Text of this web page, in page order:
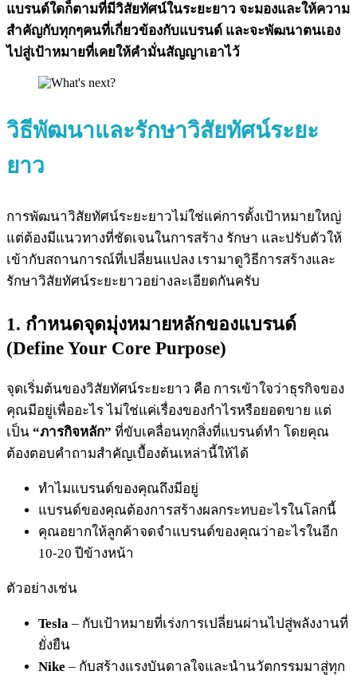
แบรนด์ใดก็ตามที่มีวิสัยทัศน์ในระยะยาว จะมองและให้ความ
สำคัญกับทุกๆคนที่เกี่ยวข้องกับแบรนด์ และจะพัฒนาตนเอง
ไปสู่เป้าหมายที่เคยให้คำมั่นสัญญาเอาไว้
วิธีพัฒนาและรักษาวิสัยทัศน์ระยะ
ยาว
การพัฒนาวิสัยทัศน์ระยะยาวไม่ใช่แค่การตั้งเป้าหมายใหญ่
แต่ต้องมีแนวทางที่ชัดเจนในการสร้าง รักษา และปรับตัวให้
เข้ากับสถานการณ์ที่เปลี่ยนแปลง เรามาดูวิธีการสร้างและ
รักษาวิสัยทัศน์ระยะยาวอย่างละเอียดกันครับ
1. กำหนดจุดมุ่งหมายหลักของแบรนด์
(Define Your Core Purpose)
จุดเริ่มต้นของวิสัยทัศน์ระยะยาว คือ การเข้าใจว่าธุรกิจของ
คุณมีอยู่เพื่ออะไร ไม่ใช่แค่เรื่องของกำไรหรือยอดขาย แต่
เป็น “ภารกิจหลัก” ที่ขับเคลื่อนทุกสิ่งที่แบรนด์ทำ โดยคุณ
ต้องตอบคำถามสำคัญเบื้องต้นเหล่านี้ให้ได้
ทำไมแบรนด์ของคุณถึงมีอยู่
แบรนด์ของคุณต้องการสร้างผลกระทบอะไรในโลกนี้
คุณอยากให้ลูกค้าจดจำแบรนด์ของคุณว่าอะไรในอีก
10-20 ปีข้างหน้า
ตัวอย่างเช่น
Tesla – กับเป้าหมายที่เร่งการเปลี่ยนผ่านไปสู่พลังงานที่
ยั่งยืน
Nike – กับสร้างแรงบันดาลใจและนำนวัตกรรมมาสู่ทุก